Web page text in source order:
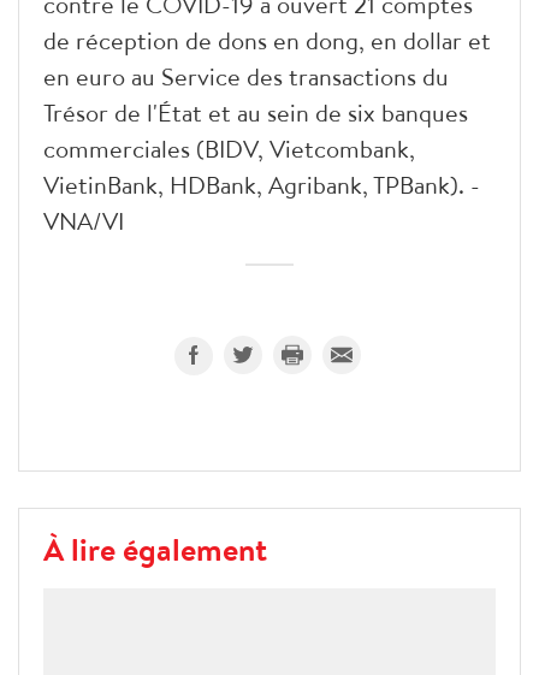
de réception de dons en dong, en dollar et
en euro au Service des transactions du
Trésor de l'État et au sein de six banques
commerciales (BIDV, Vietcombank,
VietinBank, HDBank, Agribank, TPBank). -
VNA/VI
À lire également